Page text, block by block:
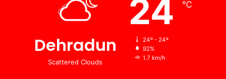
Dehradun
Scattered Clouds
24 ℃
24º - 24º
92%
1.7 km/h